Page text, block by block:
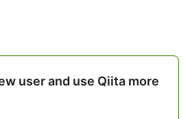
user and use Qiita more